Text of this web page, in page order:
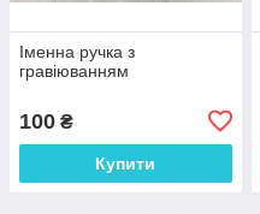
Іменна ручка з
гравіюванням
100 ₴
Купити